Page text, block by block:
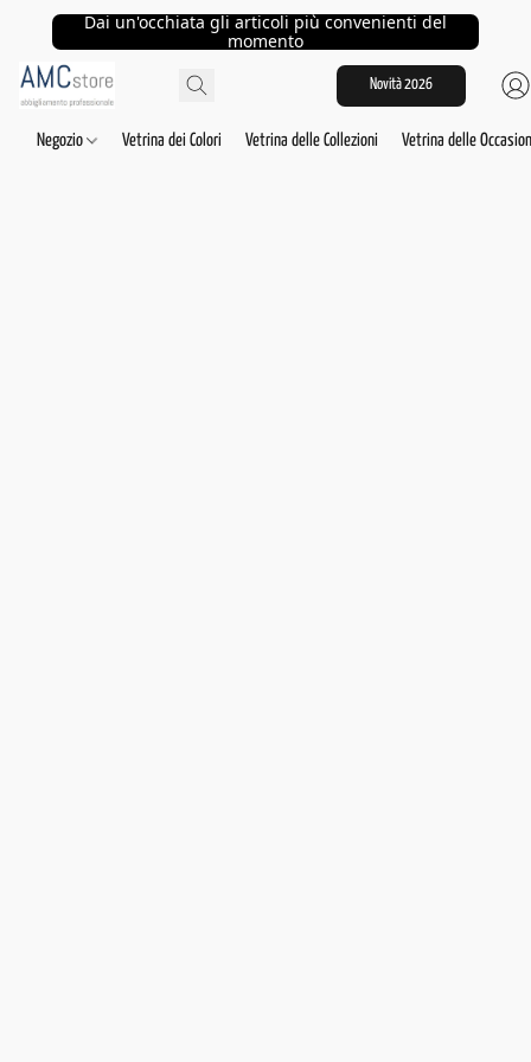
Dai un'occhiata gli articoli più convenienti del
momento
Novità 2026
Negozio Vetrina dei Colori Vetrina delle Collezioni Vetrina delle